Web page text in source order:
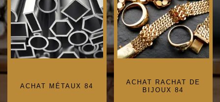
ACHAT MÉTAUX 84
ACHAT RACHAT DE
BIJOUX 84